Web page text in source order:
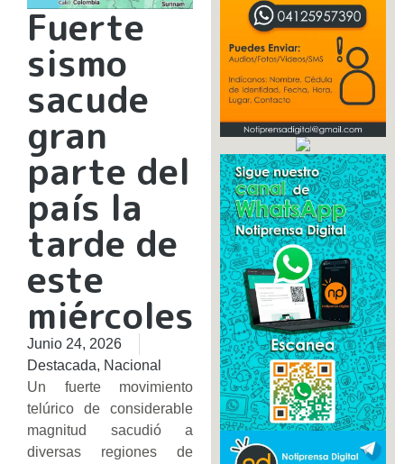
Fuerte
sismo
sacude
gran
parte del
país la
tarde de
este
miércoles
Junio 24, 2026
Destacada, Nacional
​Un fuerte movimiento
telúrico de considerable
magnitud sacudió a
diversas regiones de